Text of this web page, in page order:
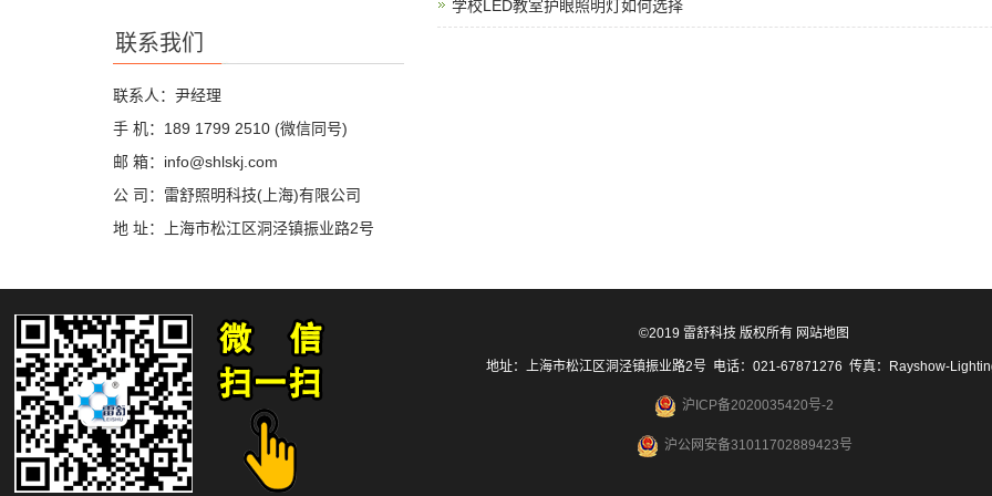
学校LED教室护眼照明灯如何选择
联系我们
联系人：尹经理
手 机：189 1799 2510 (微信同号)
邮 箱：info@shlskj.com
公 司：雷舒照明科技(上海)有限公司
地 址：上海市松江区洞泾镇振业路2号
©2019 雷舒科技 版权所有 网站地图
地址：上海市松江区洞泾镇振业路2号 电话：021-67871276 传真：Rayshow-
沪ICP备2020035420号-2
沪公网安备31011702889423号